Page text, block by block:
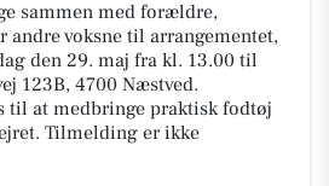
sammen med forældre,
voksne til arrangementet,
den 29. maj fra kl. 13.00 til
123B, 4700 Næstved.
til at medbringe praktisk fodtøj
Tilmelding er ikke